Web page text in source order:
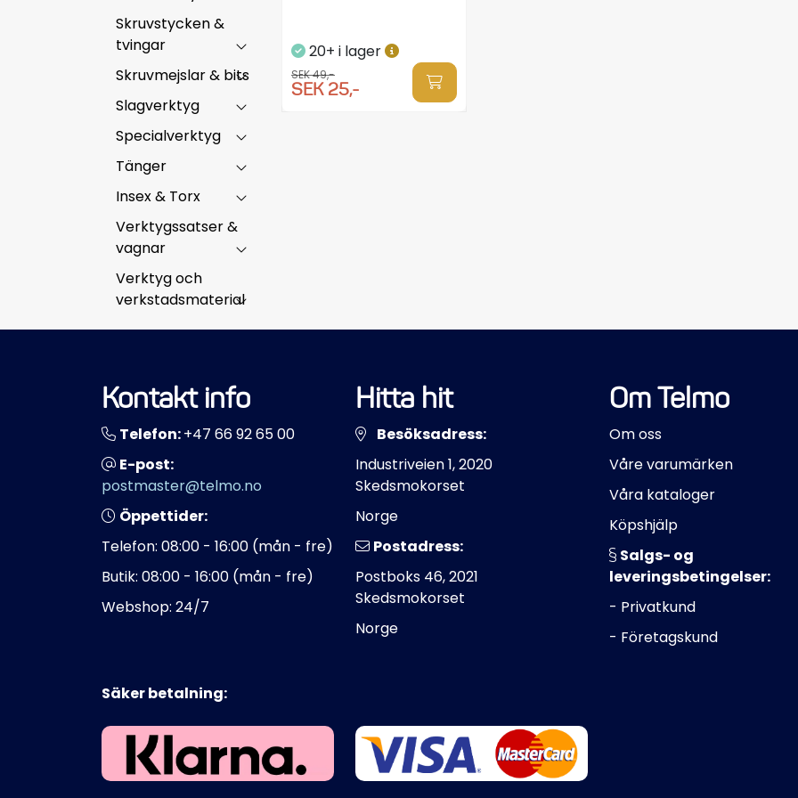
Skruvstycken &
tvingar
Skruvmejslar & bits
Slagverktyg
Specialverktyg
Tänger
Insex & Torx
Verktygssatser &
vagnar
Verktyg och
verkstadsmaterial
20+ i lager
SEK 49,-
SEK 25,-
Kontakt info
Telefon:+47 66 92 65 00
E-post:
postmaster@telmo.no
Öppettider:
Telefon: 08:00 - 16:00 (mån - fre)
Butik: 08:00 - 16:00 (mån - fre)
Webshop: 24/7
Hitta hit
Besöksadress:
Industriveien 1, 2020
Skedsmokorset
Norge
Postadress:
Postboks 46, 2021
Skedsmokorset
Norge
Om Telmo
Om oss
Våre varumärken
Våra kataloger
Köpshjälp
Salgs- og
leveringsbetingelser:
- Privatkund
- Företagskund
Säker betalning: